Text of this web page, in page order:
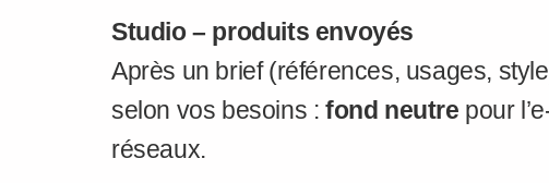
Studio – produits envoyés
Après un brief (références, usages,
selon vos besoins :fond neutre pour
réseaux.